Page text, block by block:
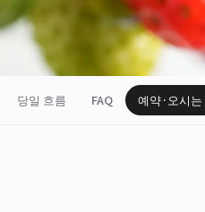
당일 흐름 FAQ 예약·오시는